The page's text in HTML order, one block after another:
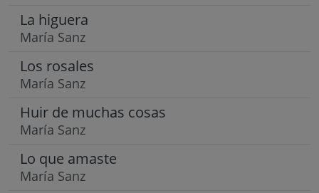
La higuera
María Sanz
Los rosales
María Sanz
Huir de muchas cosas
María Sanz
Lo que amaste
María Sanz